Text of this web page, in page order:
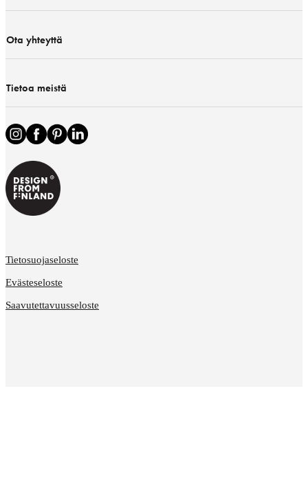
Ota yhteyttä
Tietoa meistä
Tietosuojaseloste
Evästeseloste
Saavutettavuusseloste